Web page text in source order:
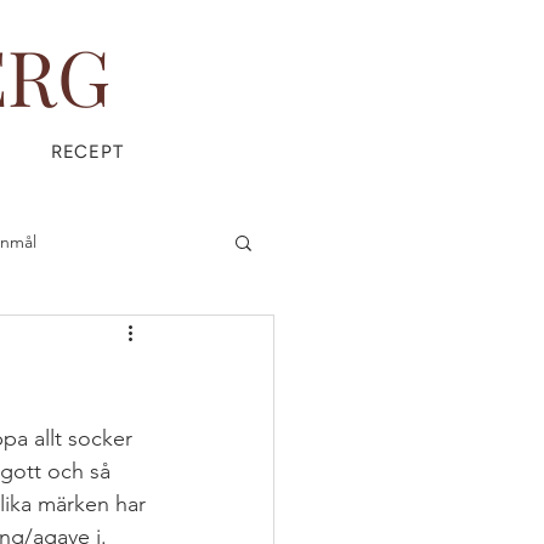
RECEPT
Everyday Magic
allt socker
och så
märken har
agave i.